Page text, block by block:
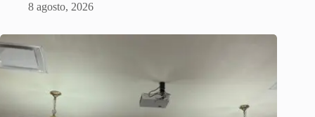
8 agosto, 2026